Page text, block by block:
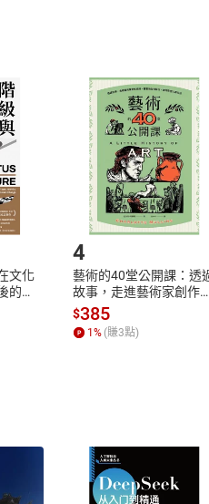
，屬非以有形媒介提供之數
訂單」中點選「瀏覽訂單明細」
宜。
品取消/退貨。
付款方式
Payment
登入帳號，下載書籍後
文化
的地
4
藝術的40堂公開課：透
故事，走進藝術家創作現
場，看藝術如何誕生、如
何形塑人類生活【電子
書】
$385
1% (賺3點)